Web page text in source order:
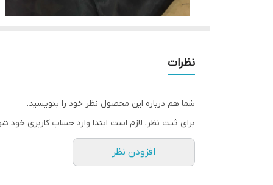
نظرات
شما هم درباره این محصول نظر خود را بنویسید.
برای ثبت نظر، لازم است ابتدا وارد حساب کاربری خود
افزودن نظر